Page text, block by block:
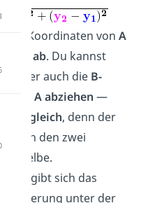
die Koordinaten von A
B ab. Du kannst
aber auch die B-
von A abziehen —
ist gleich, denn der
den zwei
derselbe.
ergibt sich das
unter der